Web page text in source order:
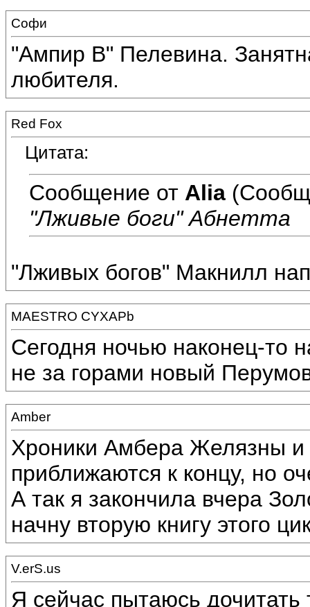
Софи
"Ампир В" Пелевина.
любителя.
Red Fox
Цитата:
Сообщение от Alia
"Лживые боги" Абнетта
"Лживых богов" Макнилл
MAESTRO CYXAPb
Сегодня ночью наконец-то
не за горами новый
Amber
Хроники Амбера Желязны и
приближаются к концу, но
А так я закончила вчера
начну вторую книгу этого
V.erS.us
Я сейчас пытаюсь